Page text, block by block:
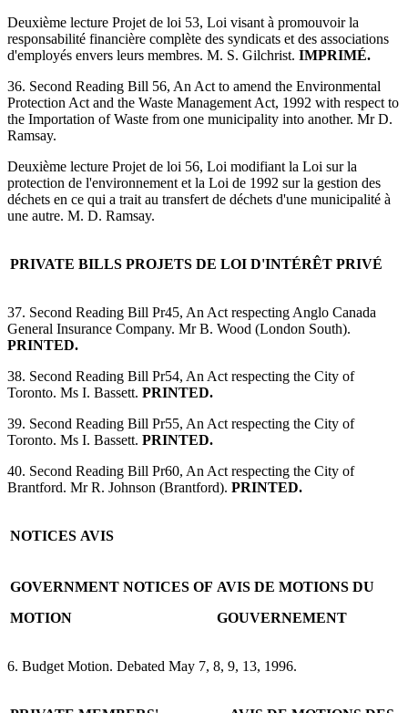
Deuxième lecture Projet de loi 53, Loi visant à promouvoir la
responsabilité financière complète des syndicats et des associations
d'employés envers leurs membres. M. S. Gilchrist. IMPRIMÉ.
36. Second Reading Bill 56, An Act to amend the Environmental
Protection Act and the Waste Management Act, 1992 with respect to
the Importation of Waste from one municipality into another. Mr D.
Ramsay.
Deuxième lecture Projet de loi 56, Loi modifiant la Loi sur la
protection de l'environnement et la Loi de 1992 sur la gestion des
déchets en ce qui a trait au transfert de déchets d'une municipalité à
une autre. M. D. Ramsay.
PRIVATE BILLS PROJETS DE LOI D'INTÉRÊT PRIVÉ
37. Second Reading Bill Pr45, An Act respecting Anglo Canada
General Insurance Company. Mr B. Wood (London South).
PRINTED.
38. Second Reading Bill Pr54, An Act respecting the City of
Toronto. Ms I. Bassett. PRINTED.
39. Second Reading Bill Pr55, An Act respecting the City of
Toronto. Ms I. Bassett. PRINTED.
40. Second Reading Bill Pr60, An Act respecting the City of
Brantford. Mr R. Johnson (Brantford). PRINTED.
NOTICES AVIS
GOVERNMENT NOTICES OF
MOTION
AVIS DE MOTIONS DU
GOUVERNEMENT
6. Budget Motion. Debated May 7, 8, 9, 13, 1996.